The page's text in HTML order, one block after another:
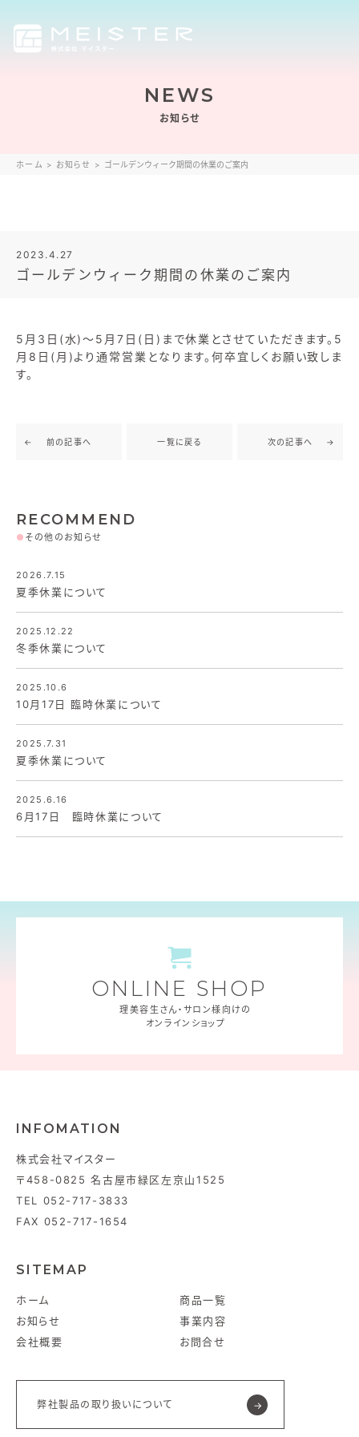
NEWS
お知らせ
ホーム > お知らせ > ゴールデンウィーク期間の休業のご案内
2023.4.27
ゴールデンウィーク期間の休業のご案内
5月3日(水)～5月7日(日)まで休業とさせていただきます。5
月8日(月)より通常営業となります。何卒宜しくお願い致しま
す。
前の記事へ 一覧に戻る 次の記事へ
RECOMMEND
● その他のお知らせ
2026.7.15
夏季休業について
2025.12.22
冬季休業について
2025.10.6
10月17日 臨時休業について
2025.7.31
夏季休業について
2025.6.16
6月17日 臨時休業について
ONLINE SHOP
理美容生さん・サロン様向けの
オンラインショップ
INFOMATION
株式会社マイスター
〒458-0825 名古屋市緑区左京山1525
TEL 052-717-3833
FAX 052-717-1654
SITEMAP
ホーム
商品一覧
お知らせ
事業内容
会社概要
お問合せ
弊社製品の取り扱いについて